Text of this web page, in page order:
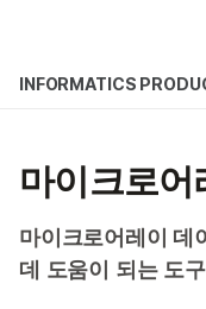
솔루션
회사
지원
INFORMATICS
DRAGEN Array
GenomeStudio 소프트
Beeline 소프트웨어
마이크로어
마이크로어레이 데
데 도움이 되는 도구
보다 관련성이
미생물학 연구
복합 질환 연구